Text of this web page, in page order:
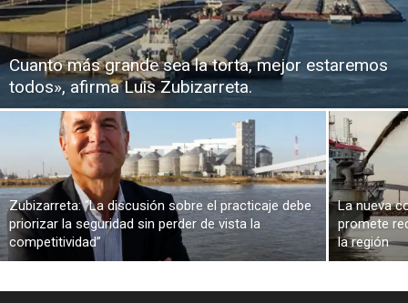
Cuanto más grande sea la torta, mejor estaremos
todos», afirma Luis Zubizarreta.
Zubizarreta: “La discusión sobre el practicaje debe
priorizar la seguridad sin perder de vista la
competitividad”
La nueva
promete
la región